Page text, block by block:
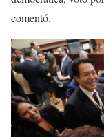
comentó.